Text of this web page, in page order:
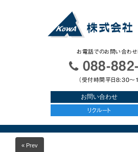
お電話でのお問い合わせ
088-
（受付時間平日8:30〜
お問い合わせ
リクルート
« Prev